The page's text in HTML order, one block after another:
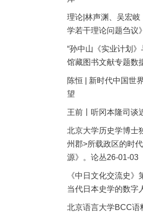
理论|林声渊、吴宏
学若干理论问题刍议》
“孙中山《实业计划
馆藏图书文献专题数
陈恒 | 新时代中国世
望
王前丨听冈本隆司谈
北京大学历史学博士
州郡>所载政区的时
源》。论丛26-01-03
《中日文化交流史》
当代日本史学的数字
北京语言大学BCC语